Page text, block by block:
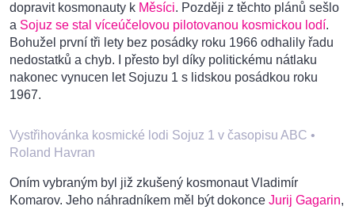
dopravit kosmonauty k Měsíci. Později z těchto plánů sešlo
a Sojuz se stal víceúčelovou pilotovanou kosmickou lodí.
Bohužel první tři lety bez posádky roku 1966 odhalily řadu
nedostatků a chyb. I přesto byl díky politickému nátlaku
nakonec vynucen let Sojuzu 1 s lidskou posádkou roku
1967.
Vystřihovánka kosmické lodi Sojuz 1 v časopisu ABC •
Roland Havran
Oním vybraným byl již zkušený kosmonaut Vladimír
Komarov. Jeho náhradníkem měl být dokonce Jurij Gagarin,